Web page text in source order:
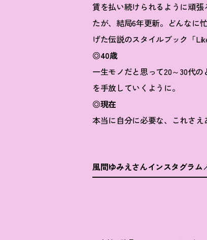
賃を払い続けられるように頑
たが、結局6年更新。どんなに
げた伝説のスタイルブック「
◎40歳
一生モノだと思って20～30代
を手放していくように。
◎現在
本当に自分に必要な、これさ
風間ゆみえさんインスタグラム